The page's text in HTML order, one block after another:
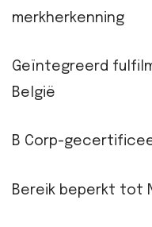
merkherkenning
Geïntegreerd
België
B Corp-
Bereik beperkt tot